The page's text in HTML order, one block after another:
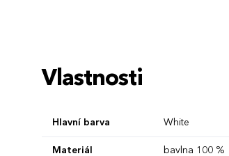
Vlastnosti
Hlavní barva White
Materiál bavlna 100 %